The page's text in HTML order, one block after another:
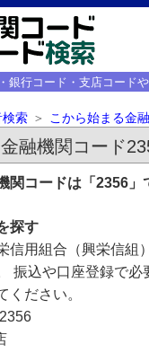
銀行コード・支店コード
索 こから始まる金
融機関コード
関コードは「2356」
探す
信用組合（興栄信組
振込や口座登録で
ください。